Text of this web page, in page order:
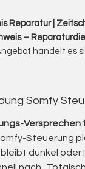
Reparatur |
–
handelt es
der
und
Somfy
Versprechen
Steuerung
dunkel oder
nach